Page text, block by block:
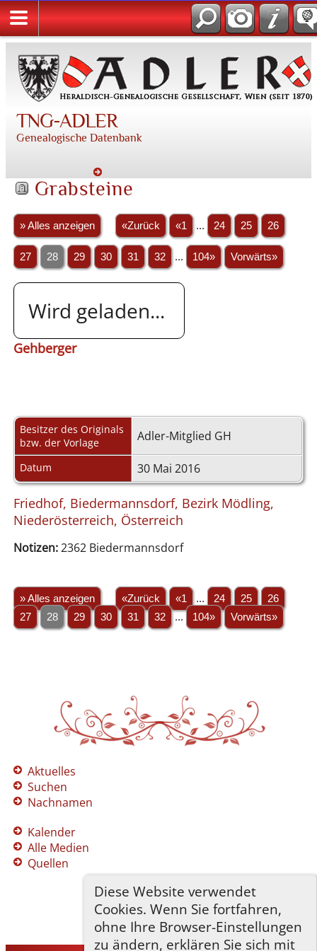
TNG-ADLER
Genealogische Datenbank
Diese Website verwendet
Cookies. Wenn Sie fortfahren,
ohne Ihre Browser-Einstellungen
zu ändern, erklären Sie sich mit
Grabsteine
» Alles anzeigen «Zurück «1 ... 24 25 26
27 28 29 30 31 32 ... 104» Vorwärts»
Wird geladen...
Gehberger
Besitzer des Originals
bzw. der Vorlage
Adler-Mitglied GH
Datum 30 Mai 2016
Friedhof, Biedermannsdorf, Bezirk Mödling,
Niederösterreich, Österreich
Notizen:2362 Biedermannsdorf
» Alles anzeigen «Zurück «1 ... 24 25
26
27
28 29 30 31 32 ... 104» Vorwärts»
Aktuelles
Suchen
Nachnamen
Kalender
Alle Medien
Quellen